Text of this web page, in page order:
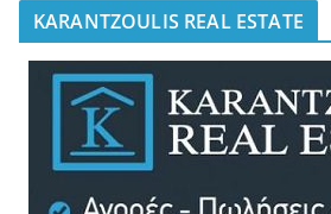
KARANTZOULIS REAL ESTATE